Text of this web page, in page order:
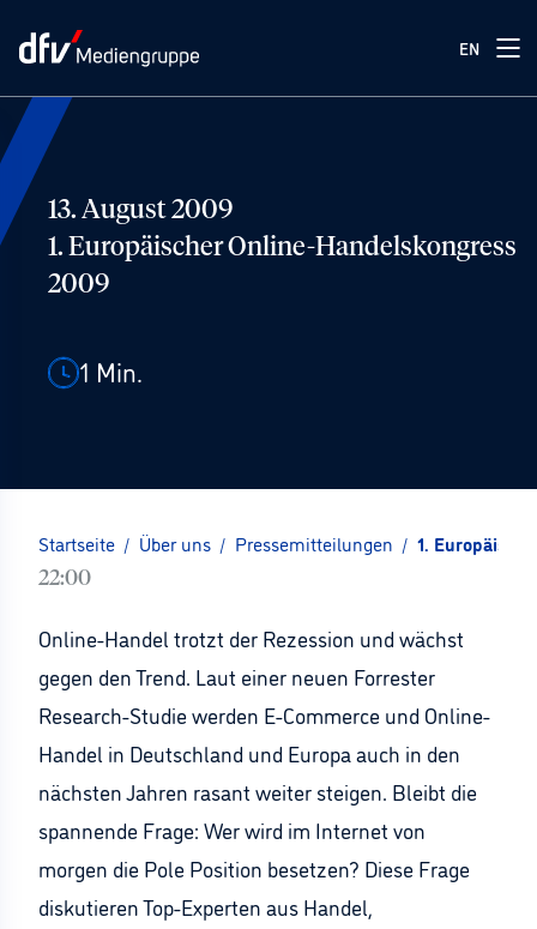
EN
13. August 2009
1. Europäischer Online-Handelskongress
2009
1 Min.
Startseite / Über uns / Pressemitteilungen / 1.
22:00
Online-Handel trotzt der Rezession und wächst
gegen den Trend. Laut einer neuen Forrester
Research-Studie werden E-Commerce und Online-
Handel in Deutschland und Europa auch in den
nächsten Jahren rasant weiter steigen. Bleibt die
spannende Frage: Wer wird im Internet von
morgen die Pole Position besetzen? Diese Frage
diskutieren Top-Experten aus Handel,